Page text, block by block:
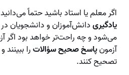
اگر معلم یا استاد باشید حتماً
یادگیریدانش‌آموزان و دانشجویان
می‌شود و چه راحت‌تر خواهد بود اگر
آزمونپاسخ صحیح سؤالاترا
تصحیح کنند.